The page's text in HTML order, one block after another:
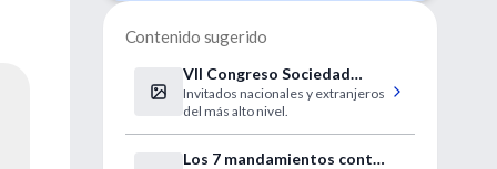
Contenido sugerido
VII Congreso Sociedad
Latinoamericana de
Neumología Pediátrica
Invitados nacionales y extranjeros
del más alto nivel.
Los 7 mandamientos contra